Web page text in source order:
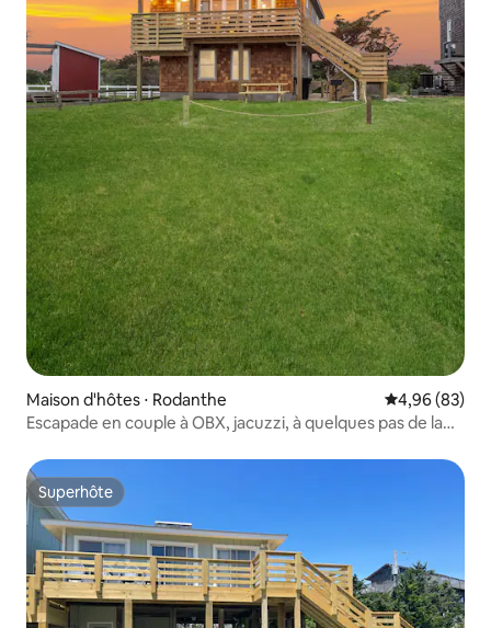
Maison d'hôtes ⋅ Rodanthe Évaluation
4,96 (83)
Escapade en couple à OBX, jacuzzi, à quelques pas de la
Superhôte
Superhôte